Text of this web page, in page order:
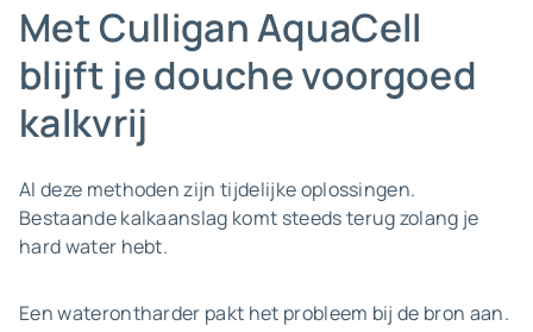
Met Culligan AquaCell
blijft je douche voorgoed
kalkvrij
Al deze methoden zijn tijdelijke oplossingen.
Bestaande kalkaanslag komt steeds terug zolang je
hard water hebt.
Een waterontharder pakt het probleem bij de bron aan.